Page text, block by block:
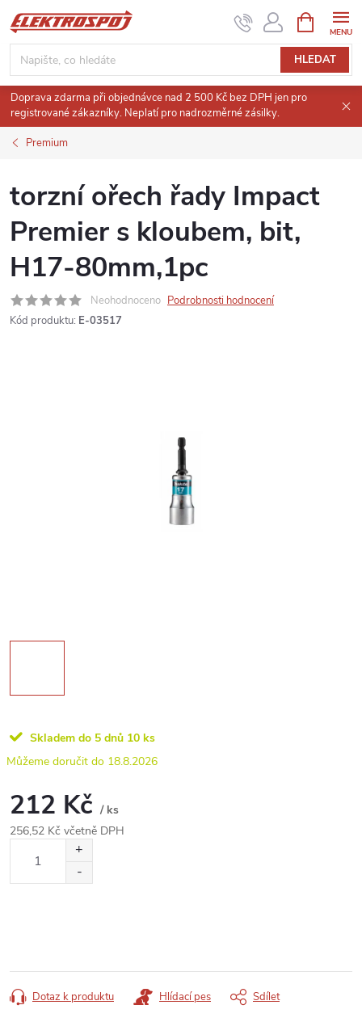
Přejít
na
obsah
HLEDAT
NÁKUPNÍ
KOŠÍK
Doprava zdarma při objednávce nad 2 500 Kč bez DPH jen pro
registrované zákazníky. Neplatí pro nadrozměrné zásilky.
Premium
torzní ořech řady Impact
Premier s kloubem, bit,
H17-80mm,1pc
Neohodnoceno Podrobnosti hodnocení
Kód produktu: E-03517
Skladem do 5 dnů 10 ks
18.8.2026
212 Kč / ks
256,52 Kč včetně DPH
Dotaz k produktu Hlídací pes Sdílet